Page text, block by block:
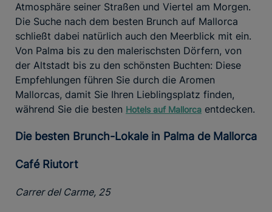
Atmosphäre seiner Straßen und Viertel am Morgen.
Die Suche nach dem besten Brunch auf Mallorca
schließt dabei natürlich auch den Meerblick mit ein.
Von Palma bis zu den malerischsten Dörfern, von
der Altstadt bis zu den schönsten Buchten: Diese
Empfehlungen führen Sie durch die Aromen
Mallorcas, damit Sie Ihren Lieblingsplatz finden,
während Sie die besten Hotels auf Mallorca entdecken.
Die besten Brunch-Lokale in Palma de Mallorca
Café Riutort
Carrer del Carme, 25